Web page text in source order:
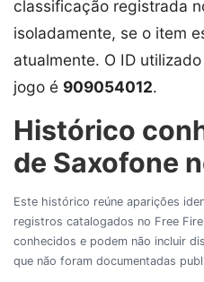
classificação registrada
isoladamente, se o item
atualmente. O ID
jogo é 909054012.
Histórico
de Saxofone
Este histórico reúne aparições
registros catalogados no Free
conhecidos e podem não incluir
que não foram documentadas